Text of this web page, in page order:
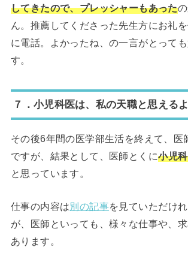
してきたので、プレッシャーもあった
ん。推薦してくださった先生方にお礼
に電話。よかったね、の一言がとって
す。
７．小児科医は、私の天職と思える
その後6年間の医学部生活を終えて、医
ですが、結果として、医師とくに小児
と思っています。
仕事の内容は別の記事を見ていただけ
が、医師といっても、様々な仕事や、
あります。